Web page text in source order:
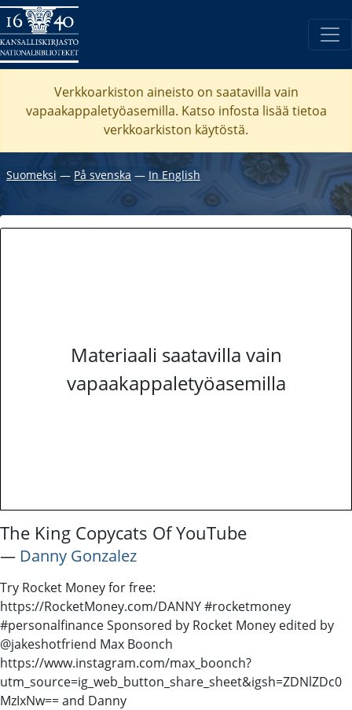
Verkkoarkiston aineisto on saatavilla vain
vapaakappaletyöasemilla. Katso infosta lisää tietoa
verkkoarkiston käytöstä.
Suomeksi ― På svenska ― In English
Materiaali saatavilla vain
vapaakappaletyöasemilla
The King Copycats Of YouTube
― Danny Gonzalez
Try Rocket Money for free:
https://RocketMoney.com/DANNY #rocketmoney
#personalfinance Sponsored by Rocket Money edited by
@jakeshotfriend Max Boonch
https://www.instagram.com/max_boonch?
utm_source=ig_web_button_share_sheet&igsh=ZDNlZDc0
MzIxNw== and Danny